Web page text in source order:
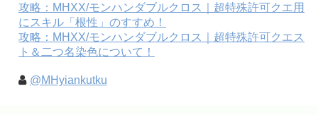
攻略：MHXX/モンハンダブルクロス｜超特殊許可クエ用
にスキル「根性」のすすめ！
攻略：MHXX/モンハンダブルクロス｜超特殊許可クエス
ト＆二つ名染色について！
@MHyiankutku